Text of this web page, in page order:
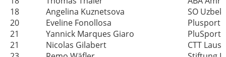
18
Angelina Kuznetsova
SO
20
Eveline Fonollosa
Plusport
21
Yannick Marques Giaro
PluSport
21
Nicolas Gilabert
CTT